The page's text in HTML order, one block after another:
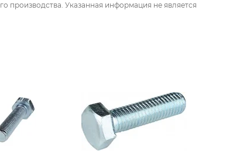
производства. Указанная информация не является